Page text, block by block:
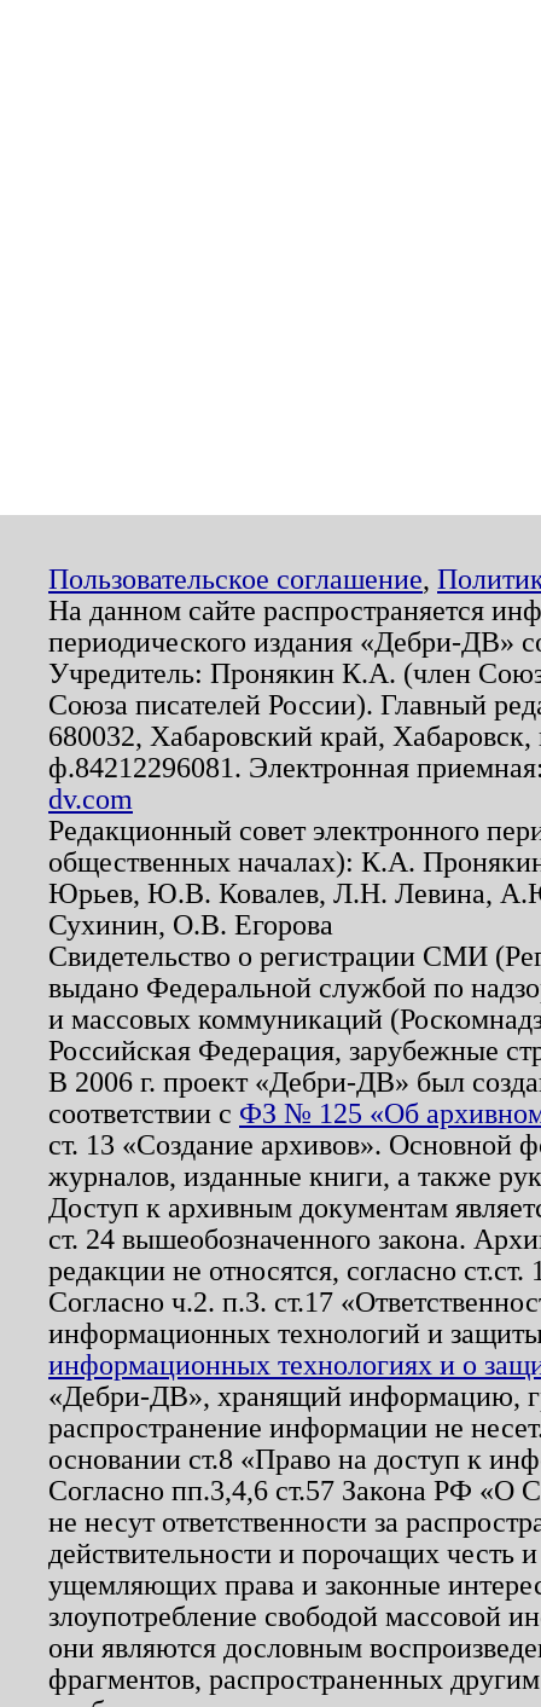
Пользовательское соглашение,
На данном сайте распространяется
периодического издания «Дебри-ДВ»
Учредитель: Пронякин К.А. (член
Союза писателей России). Главный
680032, Хабаровский край,
ф.84212296081. Электронная
dv.com
Редакционный совет электронного
общественных началах): К.А.
Юрьев, Ю.В. Ковалев, Л.Н. Левина,
Сухинин, О.В. Егорова
Свидетельство о регистрации СМИ
выдано Федеральной службой по
и массовых коммуникаций
Российская Федерация, зарубежные
В 2006 г. проект «Дебри-ДВ» был
соответствии с ФЗ № 125 «Об
ст. 13 «Создание архивов». Основной
журналов, изданные книги, а также
Доступ к архивным документам
ст. 24 вышеобозначенного закона.
редакции не относятся, согласно
Согласно ч.2. п.3. ст.17
информационных технологий и
информационных технологиях и о
«Дебри-ДВ», хранящий информацию,
распространение информации не
основании ст.8 «Право на доступ к
Согласно пп.3,4,6 ст.57 Закона РФ «О
не несут ответственности за
действительности и порочащих честь
ущемляющих права и законные
злоупотребление свободой массовой
они являются дословным
фрагментов, распространенных